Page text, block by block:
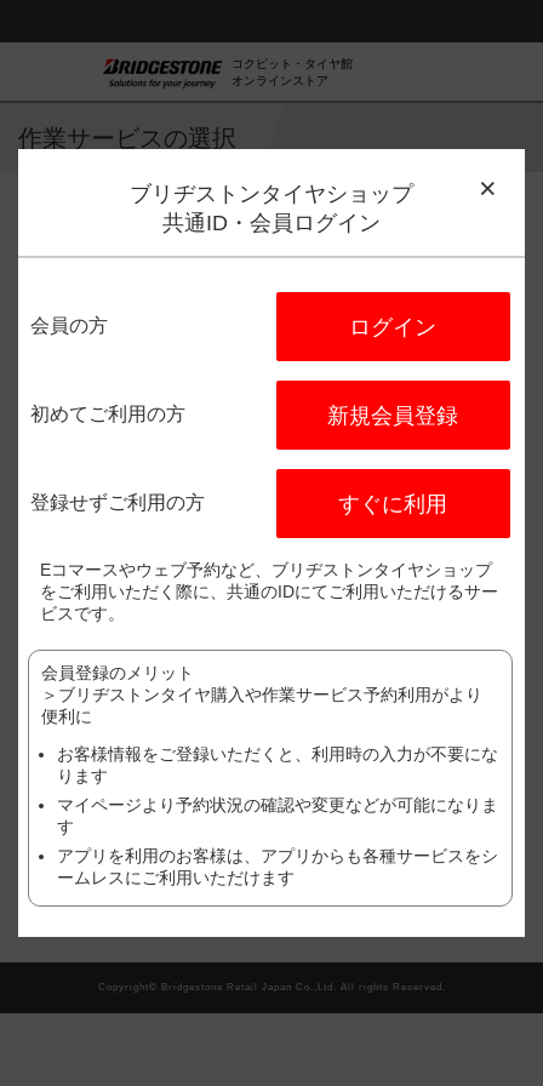
コクピット・タイヤ館
オンラインストア
作業サービスの選択
〒942-0063 新潟県上越
025-545-3230
※表示価格はあくまで目安となります。
※店別、車種、サイズ別に価格が異なります。
※ご利用店舗でのご購入状況(追加作業や、廃タイヤ処理やゴムバルブ
さい。
※作業店舗以外で購入されたタイヤの場合は、作業料金が異なる場合
がございます。詳しくは、店舗にてご確認ください。
※おクルマ、タイヤ、ホイール等の状態により、作業をお断りする場
現在、この店舗では順番待ち予約を受け付けておりません。
翌日以降の予約をご希望の方はこちら
ブリヂストンタイヤショップ
共通ID・会員ログイン
会員の方 ログイン
初めてご利用の方 新規会員登録
登録せずご利用の方 すぐに利用
Eコマースやウェブ予約など、ブリヂストンタイヤショップ
をご利用いただく際に、共通のIDにてご利用いただけるサー
ビスです。
会員登録のメリット
＞ブリヂストンタイヤ購入や作業サービス予約利用がより
便利に
お客様情報をご登録いただくと、利用時の入力が不要にな
ります
マイページより予約状況の確認や変更などが可能になりま
す
アプリを利用のお客様は、アプリからも各種サービスをシ
ームレスにご利用いただけます
Copyright© Bridgestone Retail Japan Co.,Ltd. All rights Reserved.